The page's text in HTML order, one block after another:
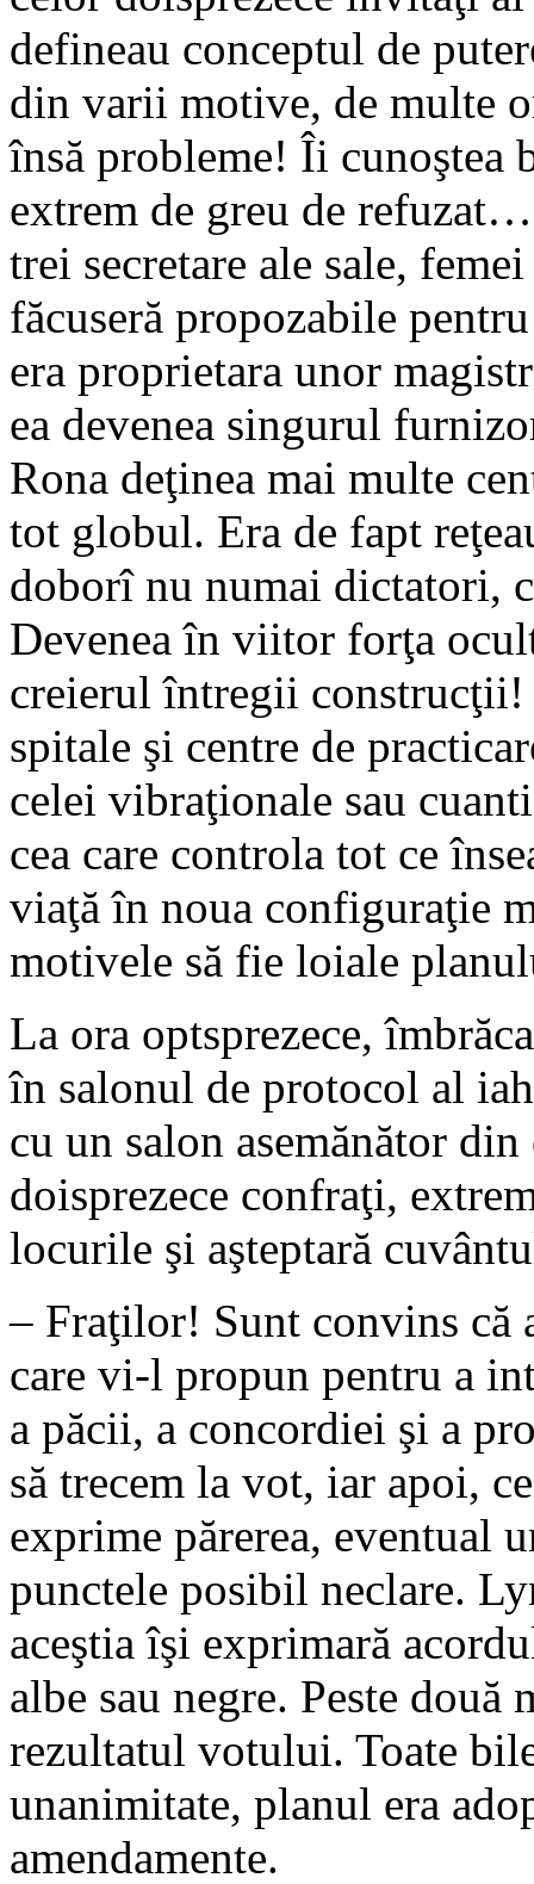
defineau conceptul de
din varii motive, de multe
însă probleme! Îi cunoştea
extrem de greu de
trei secretare ale sale,
făcuseră propozabile
era proprietara unor
ea devenea singurul
Rona deţinea mai multe
tot globul. Era de fapt
doborî nu numai dictatori,
Devenea în viitor forţa
creierul întregii construcţii!
spitale şi centre de
celei vibraţionale sau
cea care controla tot ce
viaţă în noua configuraţie
motivele să fie loiale
La ora optsprezece,
în salonul de protocol al
cu un salon asemănător
doisprezece confraţi,
locurile şi aşteptară
– Fraţilor! Sunt convins că
care vi-l propun pentru a
a păcii, a concordiei şi a
să trecem la vot, iar apoi,
exprime părerea, eventual
punctele posibil neclare.
aceştia îşi exprimară
albe sau negre. Peste
rezultatul votului. Toate
unanimitate, planul era
amendamente.